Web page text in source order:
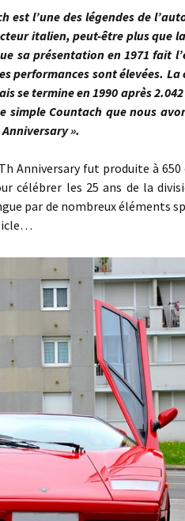
des légendes de
italien, peut-être plus que
sa présentation en 1971 fait
performances sont élevées.
se termine en 1990 après
simple Countach que nous
».
fut produite à 650
célébrer les 25 ans de la
par de nombreux éléments